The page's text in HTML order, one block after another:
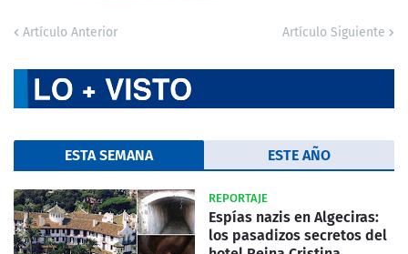
Artículo Anterior Artículo Siguiente
ESTA SEMANA ESTE AÑO
REPORTAJE
Espías nazis en Algeciras:
los pasadizos secretos del